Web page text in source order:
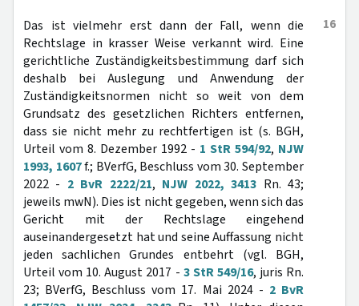
16
Das ist vielmehr erst dann der Fall, wenn die
Rechtslage in krasser Weise verkannt wird. Eine
gerichtliche Zuständigkeitsbestimmung darf sich
deshalb bei Auslegung und Anwendung der
Zuständigkeitsnormen nicht so weit von dem
Grundsatz des gesetzlichen Richters entfernen,
dass sie nicht mehr zu rechtfertigen ist (s. BGH,
Urteil vom 8. Dezember 1992 - 1 StR 594/92, NJW
1993, 1607f.; BVerfG, Beschluss vom 30. September
2022 - 2 BvR 2222/21, NJW 2022, 3413 Rn. 43;
jeweils mwN). Dies ist nicht gegeben, wenn sich das
Gericht mit der Rechtslage eingehend
auseinandergesetzt hat und seine Auffassung nicht
jeden sachlichen Grundes entbehrt (vgl. BGH,
Urteil vom 10. August 2017 - 3 StR 549/16, juris Rn.
23; BVerfG, Beschluss vom 17. Mai 2024 - 2 BvR